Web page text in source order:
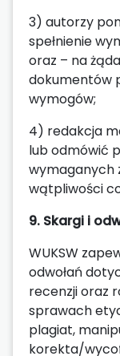
3) autorzy
spełnienie
oraz – na
dokumentów
wymogów;
4) redakcja
lub odmówić
wymaganych
wątpliwości
9. Skargi i
WUKSW
odwołań
recenzji oraz
sprawach
plagiat,
korekta/